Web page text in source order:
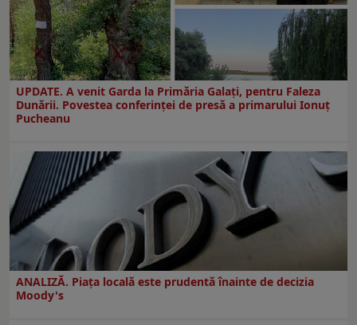
UPDATE. A venit Garda la Primăria Galaţi, pentru Faleza
Dunării. Povestea conferinţei de presă a primarului Ionuţ
Pucheanu
ANALIZĂ. Piața locală este prudentă înainte de decizia
Moody's